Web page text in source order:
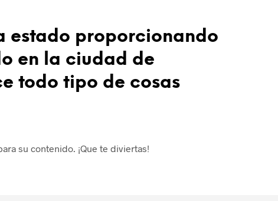
estado proporcionando
en la ciudad de
todo tipo de cosas
su contenido. ¡Que te diviertas!